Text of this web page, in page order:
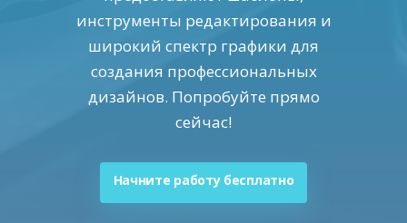
инструменты редактирования и
широкий спектр графики для
создания профессиональных
дизайнов. Попробуйте прямо
сейчас!
Начните работу бесплатно